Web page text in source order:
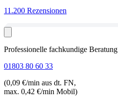
11.200 Rezensionen
Professionelle fachkundige Beratung
01803 80 60 33
(0,09 €/min aus dt. FN,
max. 0,42 €/min Mobil)